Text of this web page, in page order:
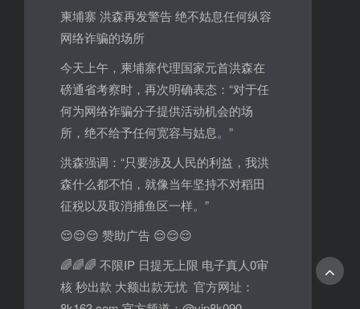
柬埔寨 洪森再发警告 绝不姑息任何纵容
网络诈骗的场所
今天上午，柬埔寨代理国家元首洪森在
磅通省考察时，再次明确表态：“对于任
何为网络诈骗分子提供活动机会的场
所，绝不给予任何宽容与姑息。”
洪森强调：“只要涉及人民的利益，我洪
森什么都不怕，就像当年坚持不对稻田
征税以及取消捕鱼区一样。”
😌😌😌 赞助广告 😌😌😌
🌈🌈🌈 不限IP 日提无上限 电子真人0审
核 秒出款 大额出款无忧 官方网址：